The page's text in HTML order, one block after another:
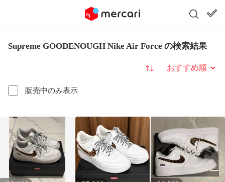
Supreme GOODENOUGH Nike Air Force の検索結果
販売中のみ表示
並び替え